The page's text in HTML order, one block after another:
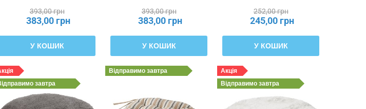
393,00 грн
383,00 грн
У КОШИК
393,00 грн
383,00 грн
У КОШИК
252,00 грн
245,00 грн
У КОШИК
завтра
Відправимо завтра
Акція
Відправимо завтра